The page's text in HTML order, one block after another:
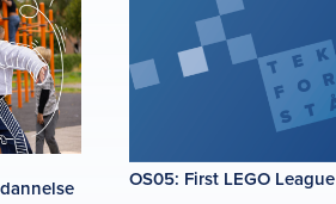
OS05: First LEGO League